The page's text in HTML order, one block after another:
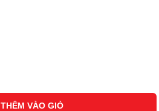
THÊM VÀO GIỎ